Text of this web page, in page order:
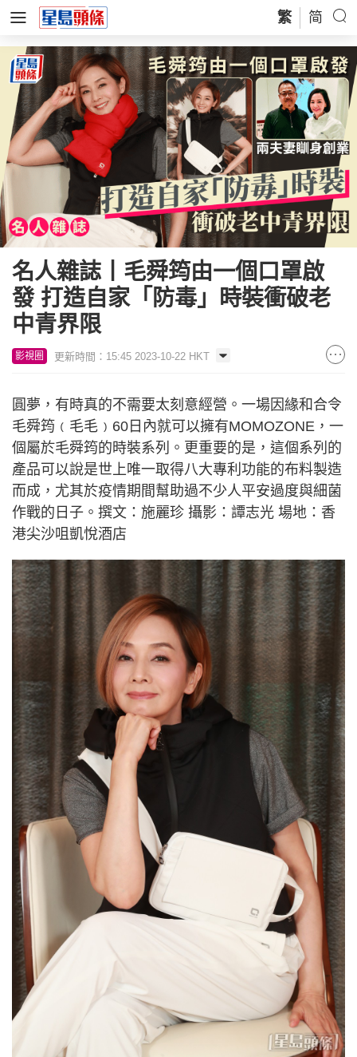
繁 简
名人雜誌丨毛舜筠由一個口罩啟
發 打造自家「防毒」時裝衝破老
中青界限
影視圈 更新時間：15:45 2023-10-22 HKT
圓夢，有時真的不需要太刻意經營。一場因緣和合令
毛舜筠﹙毛毛﹚60日內就可以擁有MOMOZONE，一
個屬於毛舜筠的時裝系列。更重要的是，這個系列的
產品可以說是世上唯一取得八大專利功能的布料製造
而成，尤其於疫情期間幫助過不少人平安過度與細菌
作戰的日子。撰文：施麗珍 攝影：譚志光 場地：香
港尖沙咀凱悅酒店